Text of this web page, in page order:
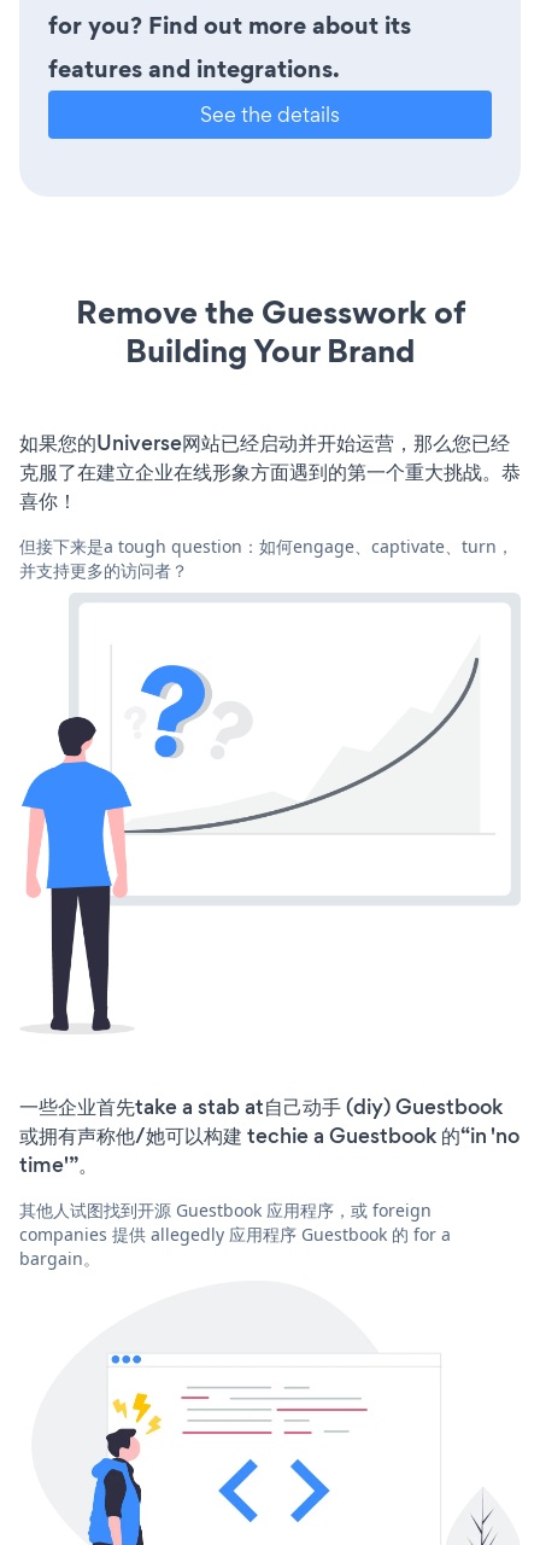
for you? Find out more about its
features and integrations.
See the details
Remove the Guesswork of
Building Your Brand
如果您的Universe网站已经启动并开始运营，那么您已经
克服了在建立企业在线形象方面遇到的第一个重大挑战。恭
喜你！
但接下来是a tough question：如何engage、captivate、turn，
并支持更多的访问者？
一些企业首先take a stab at自己动手 (diy) Guestbook
或拥有声称他/她可以构建 techie a Guestbook 的“in 'no
time'”。
其他人试图找到开源 Guestbook 应用程序，或 foreign
companies 提供 allegedly 应用程序 Guestbook 的 for a
bargain。